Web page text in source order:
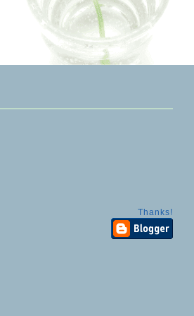
Thanks!